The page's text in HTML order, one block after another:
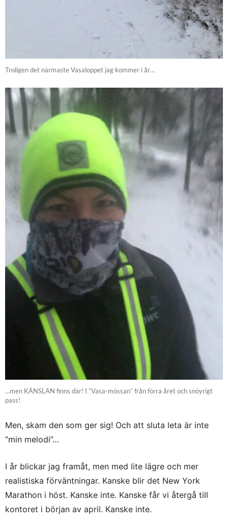
Troligen det närmaste Vasaloppet jag kommer i år…
…men KÄNSLAN finns där! I ”Vasa-mössan” från förra året och snöyrigt
pass!
Men, skam den som ger sig! Och att sluta leta är inte
”min melodi”…
I år blickar jag framåt, men med lite lägre och mer
realistiska förväntningar. Kanske blir det New York
Marathon i höst. Kanske inte. Kanske får vi återgå till
kontoret i början av april. Kanske inte.